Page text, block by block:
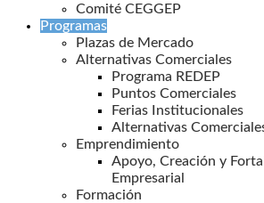
Comité CEGGEP
Programas
Plazas de Mercado
Alternativas Comerciales
Programa REDEP
Puntos Comerciales
Ferias Institucionales
Alternativas
Emprendimiento
Apoyo, Creación y
Empresarial
Formación